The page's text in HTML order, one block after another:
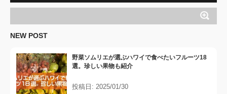
NEW POST
野菜ソムリエが選ぶハワイで食べたいフルーツ18
選。珍しい果物も紹介
投稿日: 2025/01/30